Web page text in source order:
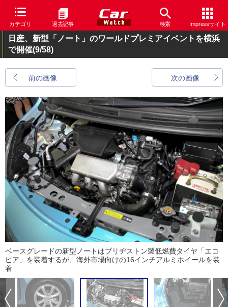
カテゴリ 過去記事 検索 Impressサイト
日産、新型「ノート」のワールドプレミアイベントを横浜
で開催(9/58)
前の画像 次の画像
ベースグレードの新型ノートはブリヂストン製低燃費タイヤ「エコ
ピア」を装着するが、海外市場向けの16インチアルミホイールを装
着